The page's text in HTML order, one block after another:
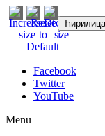
Ћирилица
Facebook
Twitter
YouTube
Menu